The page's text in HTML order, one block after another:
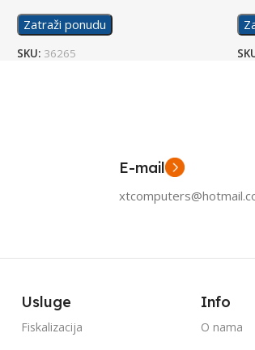
Zatraži ponudu
SKU: 36265
E-mail
Usluge
Fiskalizacija
Info
O nama